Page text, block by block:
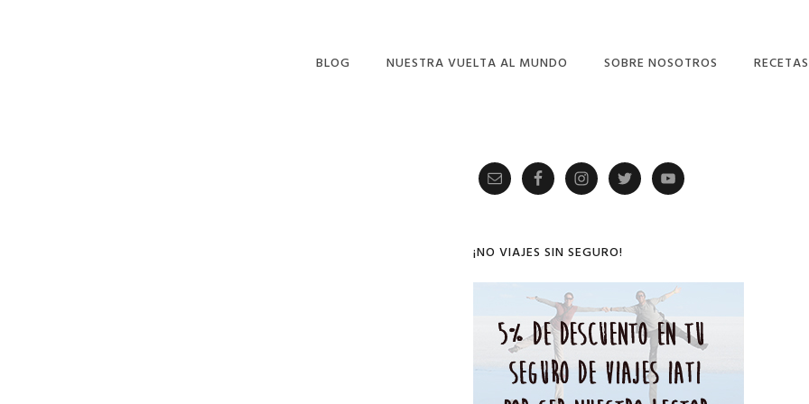
BLOG NUESTRA VUELTA AL MUNDO SOBRE NOSOTROS RECETAS
Primary
Sidebar
¡NO VIAJES SIN SEGURO!